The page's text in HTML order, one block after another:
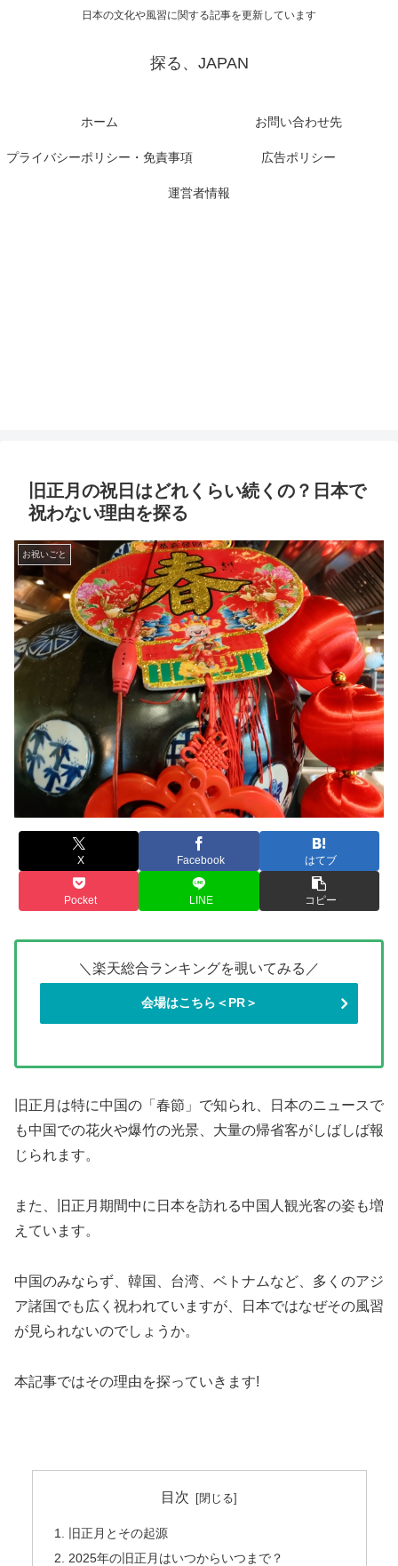
日本の文化や風習に関する記事を更新しています
探る、JAPAN
ホーム お問い合わせ先
プライバシーポリシー・免責事項 広告ポリシー
運営者情報
旧正月の祝日はどれくらい続くの？日本で
祝わない理由を探る
お祝いごと
X Facebook はてブ
Pocket LINE コピー
＼楽天総合ランキングを覗いてみる／
会場はこちら＜PR＞
旧正月は特に中国の「春節」で知られ、日本のニュースで
も中国での花火や爆竹の光景、大量の帰省客がしばしば報
じられます。
また、旧正月期間中に日本を訪れる中国人観光客の姿も増
えています。
中国のみならず、韓国、台湾、ベトナムなど、多くのアジ
ア諸国でも広く祝われていますが、日本ではなぜその風習
が見られないのでしょうか。
本記事ではその理由を探っていきます!
目次
旧正月とその起源
2025年の旧正月はいつからいつまで？